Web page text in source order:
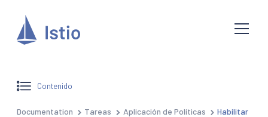
Contenido
Documentation Tareas Aplicación de Políticas
Habilitar